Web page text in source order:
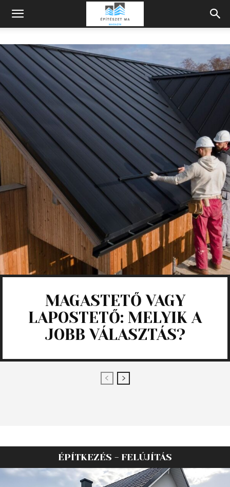
Építeszeti
Magazin
MAGASTETŐ VAGY
LAPOSTETŐ: MELYIK A
JOBB VÁLASZTÁS?
ÉPÍTKEZÉS - FELÚJÍTÁS